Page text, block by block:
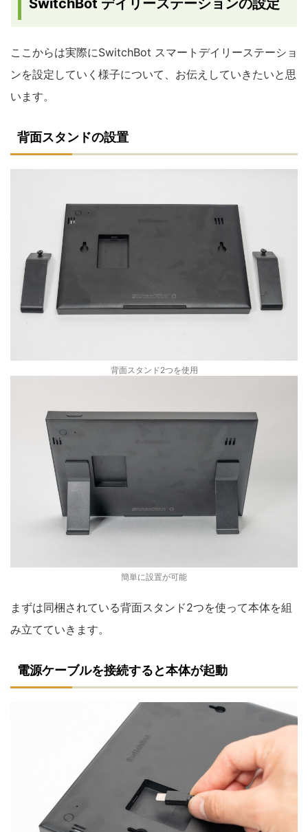
SwitchBot デイリーステーションの設定
ここからは実際にSwitchBot スマートデイリーステーショ
ンを設定していく様子について、お伝えしていきたいと思
います。
背面スタンドの設置
背面スタンド2つを使用
簡単に設置が可能
まずは同梱されている背面スタンド2つを使って本体を組
み立てていきます。
電源ケーブルを接続すると本体が起動